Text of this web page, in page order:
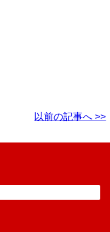
以前の記事へ >>